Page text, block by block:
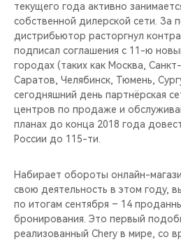
CHERY REMOTE
CHERY И СПОРТ
НАШИ МЕРОПРИЯТИЯ
ВИДЕООБЗОРЫ
CHERY ДЛЯ ДЕТЕЙ
текущего года активно
собственной дилерской сети. За
дистрибьютор расторгнул
подписал соглашения с 11-ю
городах (таких как Москва,
Саратов, Челябинск, Тюмень,
сегодняшний день партнёрская
центров по продаже и
планах до конца 2018 года
России до 115-ти.
Набирает обороты онлайн-
свою деятельность в этом году,
по итогам сентября – 14
бронирования. Это первый
реализованный Chery в мире, со